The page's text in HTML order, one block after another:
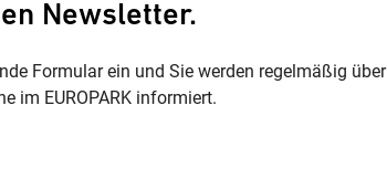
Newsletter.
Formular ein und Sie werden regelmäßig über
im EUROPARK informiert.